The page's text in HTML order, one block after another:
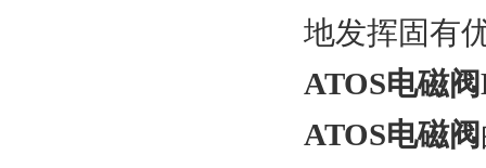
地发挥固有
ATOS电磁
ATOS电磁阀